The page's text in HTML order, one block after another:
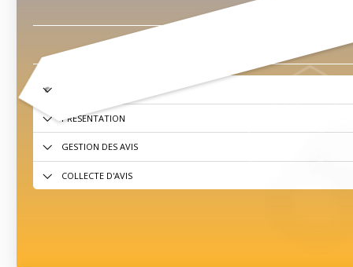
PRÉSENTATION
GESTION DES AVIS
COLLECTE D'AVIS